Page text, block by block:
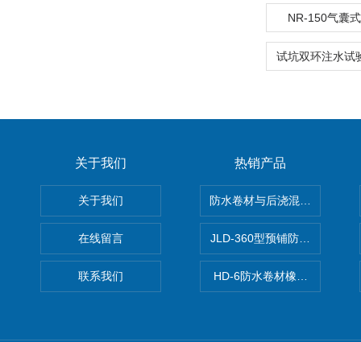
NR-150气囊
关于我们
关于我们
在线留言
联系我们
热销产品
防水卷材与后浇混凝土剥离强
JLD-360型预铺防水卷材抗冲
HD-6防水卷材橡胶测厚仪